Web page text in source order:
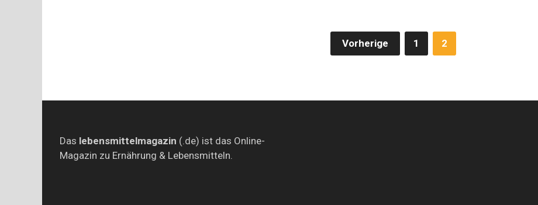
SeitennummerierungVorherige 1 2
Das lebensmittelmagazin (.de) ist das Online-
Magazin zu Ernährung & Lebensmitteln.